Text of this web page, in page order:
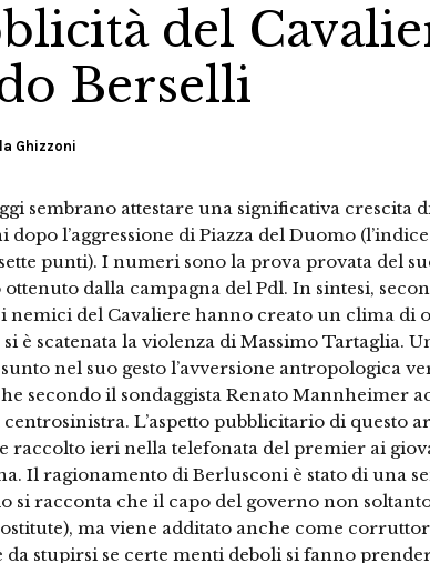
del
Berselli
Ghizzoni
sembrano attestare una significativa crescita
l’aggressione di Piazza del Duomo (l’indice
punti). I numeri sono la prova provata del
dalla campagna del Pdl. In sintesi,
nemici del Cavaliere hanno creato un clima di
è scatenata la violenza di Massimo Tartaglia.
nel suo gesto l’avversione antropologica
secondo il sondaggista Renato Mannheimer
L’aspetto pubblicitario di questo
raccolto ieri nella telefonata del premier ai
Il ragionamento di Berlusconi è stato di una
si racconta che il capo del governo non
ma viene additato anche come
da stupirsi se certe menti deboli si fanno